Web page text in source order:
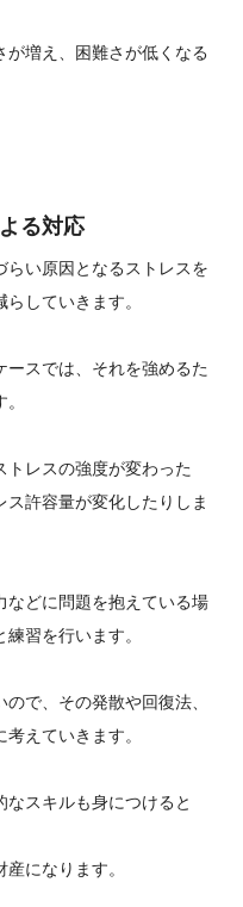
が増え、困難さが低くなる
る対応
らい原因となるストレスを
していきます。
ースでは、それを強めるた
トレスの強度が変わった
ス許容量が変化したりしま
などに問題を抱えている場
習を行います。
で、その発散や回復法、
えていきます。
なスキルも身につけると
になります。